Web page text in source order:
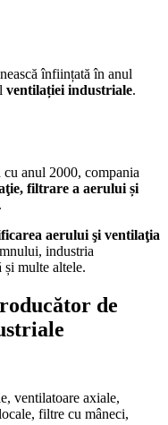
înființată în anul
ventilației industriale.
anul 2000, compania
filtrare a aerului și
.
aerului şi ventilaţia
industria
și multe altele.
de
ventilatoare axiale,
filtre cu mâneci,